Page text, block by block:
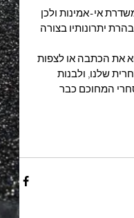
אי-אמינות ולכן
יתרונותיו בצורה
את הכתבה או לצפות
שלנו, ולבנות
המחוכם כבר